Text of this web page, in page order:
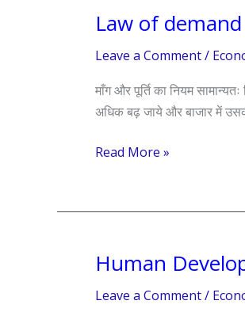
Law of
Leave a Comment/
माँग और पूर्ति का नियम
अधिक बढ़ जाये और बाजार में
Law
demand
and
supply
Read More »
Human
Leave a Comment/
Human
Index